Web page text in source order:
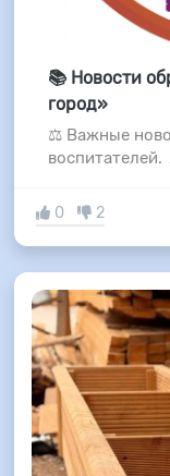
📚 Новости
город»
⚖️ Важные
воспитателей.
0 2